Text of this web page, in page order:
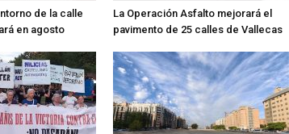
de la calle
en agosto
La Operación Asfalto mejorará el
pavimento de 25 calles de Vallecas